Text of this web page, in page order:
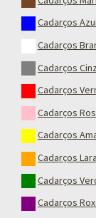
Cadarços
Cadarços
Cadarços
Cadarços
Cadarços
Cadarços
Cadarços
Cadarços
Cadarços